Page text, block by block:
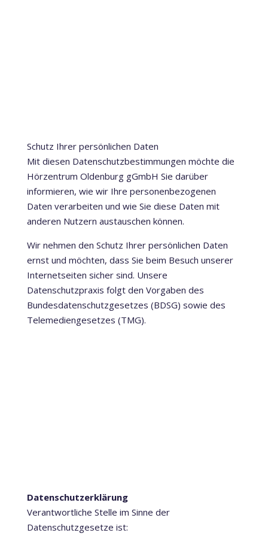
Schutz Ihrer persönlichen Daten
Mit diesen Datenschutzbestimmungen möchte die
Hörzentrum Oldenburg gGmbH Sie darüber
informieren, wie wir Ihre personenbezogenen
Daten verarbeiten und wie Sie diese Daten mit
anderen Nutzern austauschen können.
Wir nehmen den Schutz Ihrer persönlichen Daten
ernst und möchten, dass Sie beim Besuch unserer
Internetseiten sicher sind. Unsere
Datenschutzpraxis folgt den Vorgaben des
Bundesdatenschutzgesetzes (BDSG) sowie des
Telemediengesetzes (TMG).
Datenschutzerklärung
Verantwortliche Stelle im Sinne der
Datenschutzgesetze ist: